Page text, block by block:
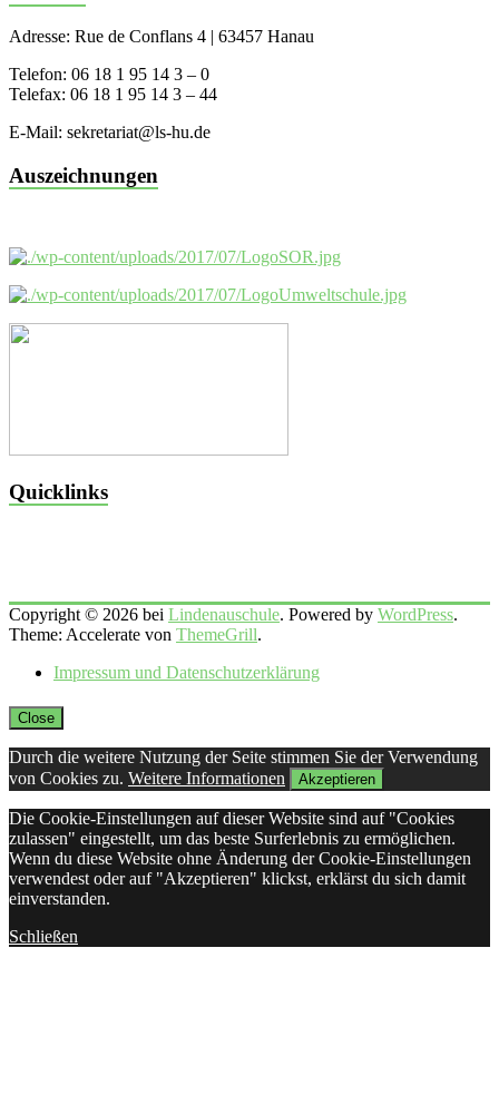
Adresse: Rue de Conflans 4 | 63457 Hanau
Telefon: 06 18 1 95 14 3 – 0
Telefax: 06 18 1 95 14 3 – 44
E-Mail: sekretariat@ls-hu.de
Auszeichnungen
Quicklinks
Copyright © 2026 bei Lindenauschule. Powered by WordPress.
Theme: Accelerate von ThemeGrill.
Impressum und Datenschutzerklärung
Close
Durch die weitere Nutzung der Seite stimmen Sie der Verwendung
von Cookies zu. Weitere Informationen Akzeptieren
Die Cookie-Einstellungen auf dieser Website sind auf "Cookies
zulassen" eingestellt, um das beste Surferlebnis zu ermöglichen.
Wenn du diese Website ohne Änderung der Cookie-Einstellungen
verwendest oder auf "Akzeptieren" klickst, erklärst du sich damit
einverstanden.
Schließen